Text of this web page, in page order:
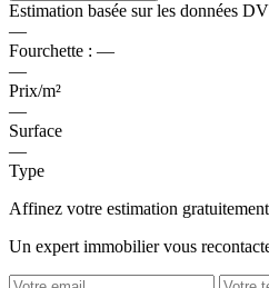
Estimation basée sur les données
—
Fourchette : —
—
Prix/m²
—
Surface
—
Type
Affinez votre estimation gratuitement
Un expert immobilier vous